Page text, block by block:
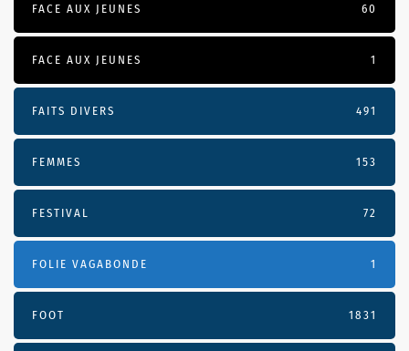
FACE AUX JEUNES 60
FACE AUX JEUNES 1
FAITS DIVERS 491
FEMMES 153
FESTIVAL 72
FOLIE VAGABONDE 1
FOOT 1831